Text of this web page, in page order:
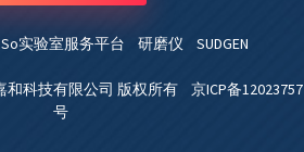
So实验室服务平台 研磨仪 SUDGEN
和科技有限公司 版权所有 京ICP备12023757
号